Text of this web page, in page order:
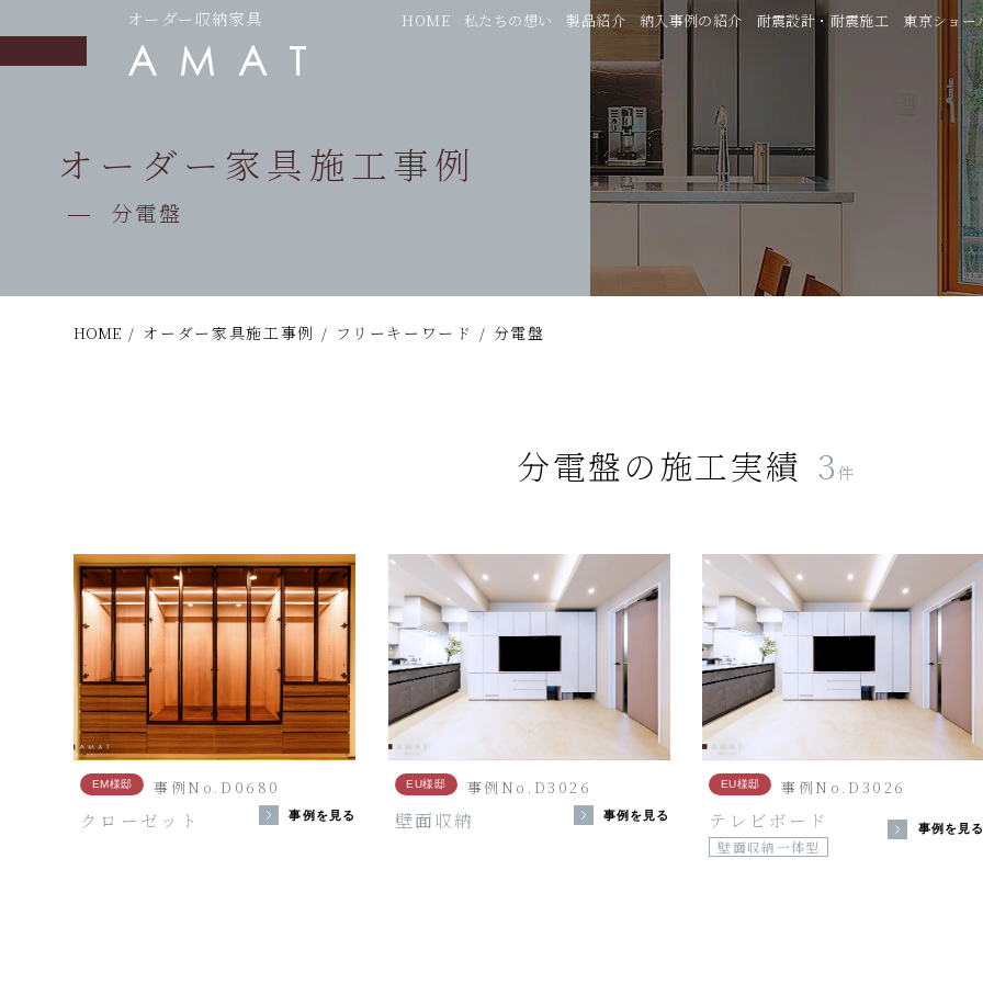
オーダー収納家具 HOME 私たちの想い 製品紹介 納入事例の紹介 耐震設計・耐震施工 東京ショー
オーダー家具施工事例
分電盤
HOME / オーダー家具施工事例 / フリーキーワード / 分電盤
分電盤の施工実績 3件
EM様邸 事例No.D0680
クローゼット 事例を見る
EU様邸 事例No.D3026
壁面収納 事例を見る
EU様邸 事例No.D3026
テレビボード
壁面収納一体型
事例を見